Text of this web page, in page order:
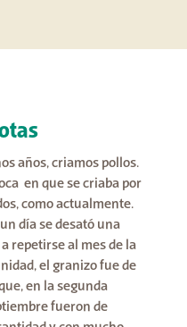
años, criamos pollos.
en que se criaba por
como actualmente.
día se desató una
repetirse al mes de la
el granizo fue de
en la segunda
fueron de